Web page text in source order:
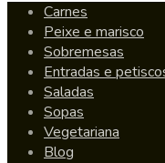
Carnes
Peixe e marisco
Sobremesas
Entradas e
Saladas
Sopas
Vegetariana
Blog